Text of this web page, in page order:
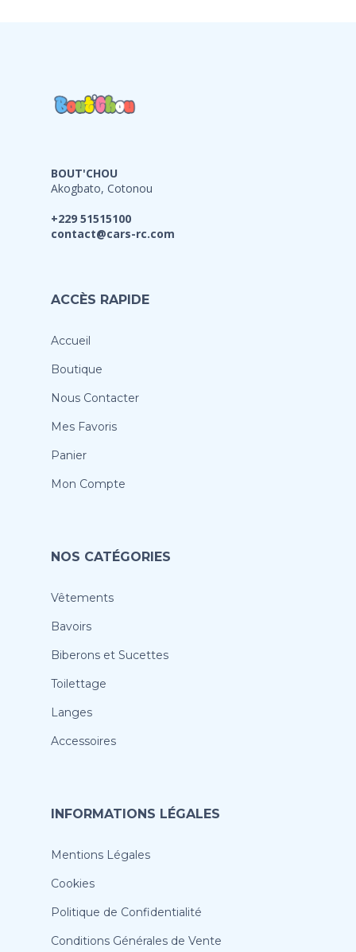
BOUT'CHOU
Akogbato, Cotonou
+229 51515100
contact@cars-rc.com
ACCÈS RAPIDE
Accueil
Boutique
Nous Contacter
Mes Favoris
Panier
Mon Compte
NOS CATÉGORIES
Vêtements
Bavoirs
Biberons et Sucettes
Toilettage
Langes
Accessoires
INFORMATIONS LÉGALES
Mentions Légales
Cookies
Politique de Confidentialité
Conditions Générales de Vente